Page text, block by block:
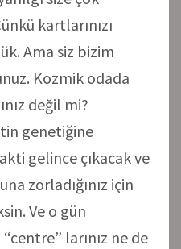
kartlarınızı
Ama siz bizim
Kozmik odada
değil mi?
genetiğine
gelince çıkacak ve
zorladığınız için
Ve o gün
larınız ne de